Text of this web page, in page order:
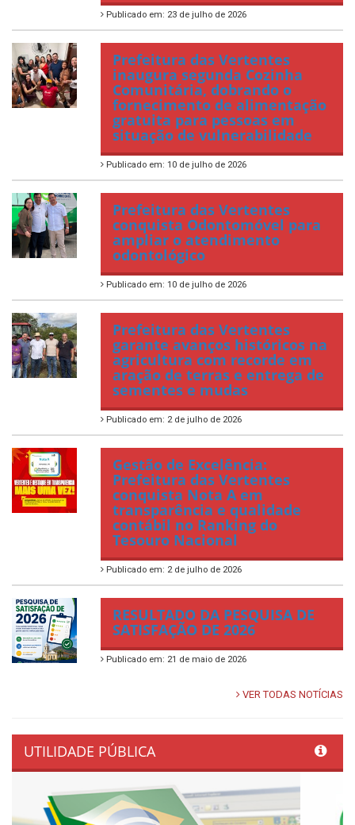
Publicado em: 23 de julho de 2026
Prefeitura das Vertentes
inaugura segunda Cozinha
Comunitária, dobrando o
fornecimento de alimentação
gratuita para pessoas em
situação de vulnerabilidade
Publicado em: 10 de julho de 2026
Prefeitura das Vertentes
conquista Odontomóvel para
ampliar o atendimento
odontológico
Publicado em: 10 de julho de 2026
Prefeitura das Vertentes
garante avanços históricos na
agricultura com recorde em
aração de terras e entrega de
sementes e mudas
Publicado em: 2 de julho de 2026
Gestão de Excelência:
Prefeitura das Vertentes
conquista Nota A em
transparência e qualidade
contábil no Ranking do
Tesouro Nacional
Publicado em: 2 de julho de 2026
RESULTADO DA PESQUISA DE
SATISFAÇÃO DE 2026
Publicado em: 21 de maio de 2026
VER TODAS NOTÍCIAS
UTILIDADE PÚBLICA